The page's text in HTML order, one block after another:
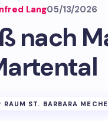
Lang05/13/2026
nach
RAUM ST. BARBARA